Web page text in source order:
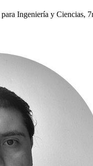
Ingeniería y Ciencias,